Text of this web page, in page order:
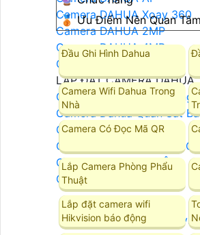
Camera DAHUA Xoay 360
Camera DAHUA 2MP
Camera DAHUA 4MP
Camera DAHUA 8MP
LẮP ĐẶT CAMERA DAHUA
Camera DAHUA Báo Động
Camera Dahua Quan Sát
Camera Dahua Starlight
Camera Dahua Ban Đêm Có
Camera DAHUA Ghi Âm
Camera DAHUA Zoom
Camera
🥉 Ưu Điểm Nên Quan Tâm
Đầu Ghi Hình Dahua
Camera Wifi Dahua Trong
Nhà
Camera Có Đọc Mã QR
Lắp Camera Phòng Phẩu
Thuật
Lắp đặt camera wifi
Hikvision báo động